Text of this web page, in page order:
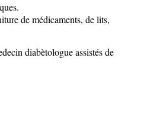
de médicaments, de lits,
diabètologueassistés de